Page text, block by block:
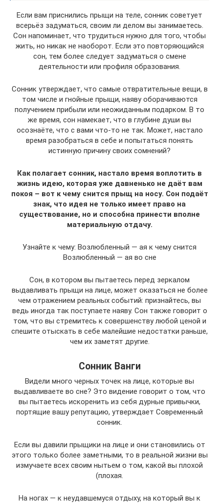
Если вам приснились прыщи на теле, сонник советует
всерьёз задуматься, своим ли делом вы занимаетесь.
Сон напоминает, что трудиться нужно для того, чтобы
жить, но никак не наоборот. Если это повторяющийся
сон, тем более следует задуматься о смене
деятельности или профиля образования.
Сонник утверждает, что самые отвратительные вещи, в
том числе и гнойные прыщи, наяву оборачиваются
получением прибыли или неожиданным подарком. В то
же время, сон намекает, что в глубине души вы
осознаёте, что с вами что-то не так. Может, настало
время разобраться в себе и попытаться понять
истинную причину своих сомнений?
Как полагает сонник, настало время воплотить в
жизнь идею, которая уже давненько не даёт вам
покоя – вот к чему снится прыщ на носу. Сон подаёт
знак, что идея не только имеет право на
существование, но и способна принести вполне
материальную отдачу.
Узнайте к чему: Возлюбленный — ая к чему снится
Возлюбленный — ая во сне
Сон, в котором вы пытаетесь перед зеркалом
выдавливать прыщи на лице, может оказаться не более
чем отражением реальных событий: признайтесь, вы
ведь иногда так поступаете наяву. Сон также говорит о
том, что вы стремитесь к совершенству любой ценой и
спешите отыскать в себе малейшие недостатки раньше,
чем их заметят другие.
Сонник Ванги
Видели много черных точек на лице, которые вы
выдавливаете во сне? Это видение говорит о том, что
вы пытаетесь искоренить из себя дурные привычки,
портящие вашу репутацию, утверждает Современный
сонник.
Если вы давили прыщики на лице и они становились от
этого только более заметными, то в реальной жизни вы
измучаете всех своим нытьем о том, какой вы плохой
(плохая.
На ногах — к неудавшемуся отдыху, на который вы к